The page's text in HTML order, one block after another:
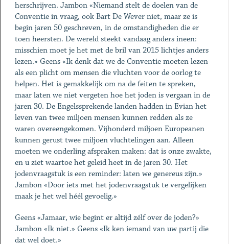
herschrijven. Jambon «Niemand stelt de doelen van de
Conventie in vraag, ook Bart De Wever niet, maar ze is
begin jaren 50 geschreven, in de omstandigheden die er
toen heersten. De wereld steekt vandaag anders ineen:
misschien moet je het met de bril van 2015 lichtjes anders
lezen.» Geens «Ik denk dat we de Conventie moeten lezen
als een plicht om mensen die vluchten voor de oorlog te
helpen. Het is gemakkelijk om na de feiten te spreken,
maar laten we niet vergeten hoe het joden is vergaan in de
jaren 30. De Engelssprekende landen hadden in Evian het
leven van twee miljoen mensen kunnen redden als ze
waren overeengekomen. Vijhonderd miljoen Europeanen
kunnen gerust twee miljoen vluchtelingen aan. Alleen
moeten we onderling afspraken maken: dat is onze zwakte,
en u ziet waartoe het geleid heet in de jaren 30. Het
jodenvraagstuk is een reminder: laten we genereus zijn.»
Jambon «Door iets met het jodenvraagstuk te vergelijken
maak je het wel héél gevoelig.»
Geens «Jamaar, wie begint er altijd zélf over de joden?»
Jambon «Ik niet.» Geens «Ik ken iemand van uw partij die
dat wel doet.»